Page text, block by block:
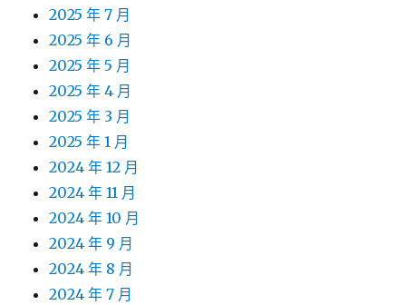
2025 年 7 月
2025 年 6 月
2025 年 5 月
2025 年 4 月
2025 年 3 月
2025 年 1 月
2024 年 12 月
2024 年 11 月
2024 年 10 月
2024 年 9 月
2024 年 8 月
2024 年 7 月